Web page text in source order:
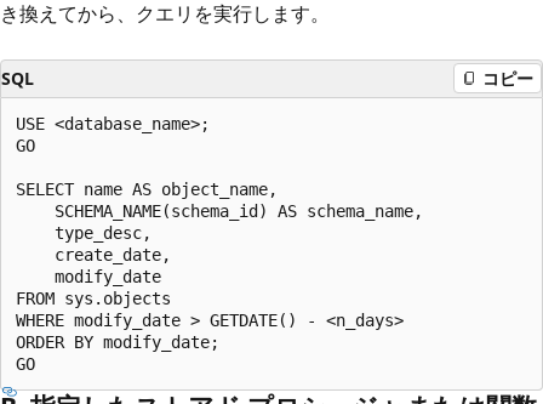
き換えてから、クエリを実行します。
SQL コピー
USE <database_name>;
GO
SELECT name AS object_name,
    SCHEMA_NAME(schema_id) AS schema_name,
    type_desc,
    create_date,
    modify_date
FROM sys.objects
WHERE modify_date > GETDATE() - <n_days>
ORDER BY modify_date;